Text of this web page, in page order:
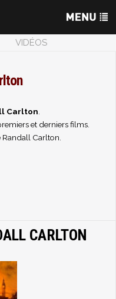
VIDÉOS
Carlton
et derniers films.
Carlton.
CARLTON